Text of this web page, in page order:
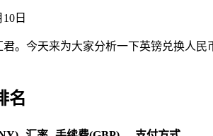
日
。今天来为大家分析一下英镑兑换人
名